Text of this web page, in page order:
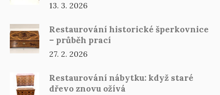
13. 3. 2026
Restaurování historické šperkovnice
– průběh prací
27. 2. 2026
Restaurování nábytku: když staré
dřevo znovu ožívá